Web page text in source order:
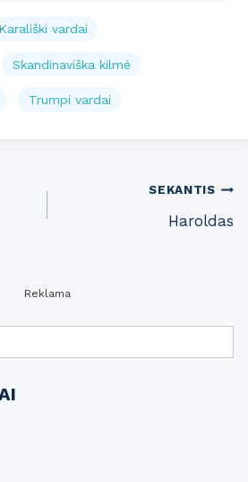
Karališki vardai
Skandinaviška kilmė
Trumpi vardai
SEKANTIS
Haroldas
Reklama